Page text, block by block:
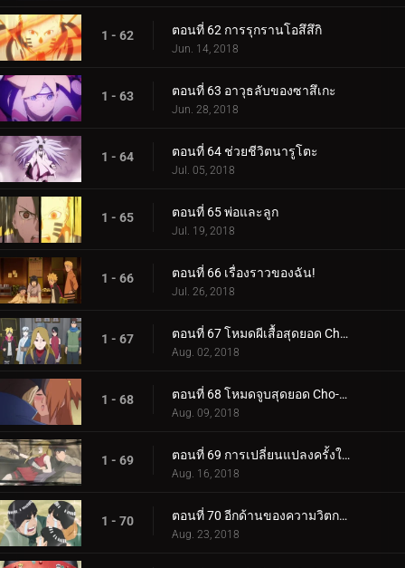
1 - 62 ตอนที่ 62 การรุกรานโอสึสึกิ
Jun. 14, 2018
1 - 63 ตอนที่ 63 อาวุธลับของซาสึเกะ
Jun. 28, 2018
1 - 64 ตอนที่ 64 ช่วยชีวิตนารูโตะ
Jul. 05, 2018
1 - 65 ตอนที่ 65 พ่อและลูก
Jul. 19, 2018
1 - 66 ตอนที่ 66 เรื่องราวของฉัน!
Jul. 26, 2018
1 - 67 ตอนที่ 67 โหมดผีเสื้อสุดยอด Cho-Cho!
Aug. 02, 2018
1 - 68 ตอนที่ 68 โหมดจูบสุดยอด Cho-Cho!
Aug. 09, 2018
1 - 69 ตอนที่ 69 การเปลี่ยนแปลงครั้งใหญ่ของความรัก Cho-Cho!
Aug. 16, 2018
1 - 70 ตอนที่ 70 อีกด้านของความวิตกกังวล
Aug. 23, 2018